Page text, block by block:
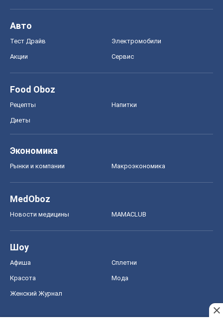
Авто
Тест Драйв Электромобили
Акции Сервис
Food Oboz
Рецепты Напитки
Диеты
Экономика
Рынки и компании Mакроэкономика
MedOboz
Новости медицины MAMACLUB
Шоу
Афиша Сплетни
Красота Мода
Женский Журнал